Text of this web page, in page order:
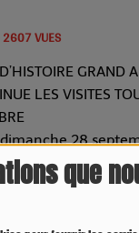
que
2607 VUES
GRAND
LES VISITES
28
l’occasion de
le territoire du